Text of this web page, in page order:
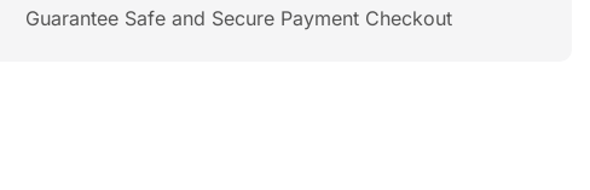
Guarantee Safe and Secure Payment Checkout